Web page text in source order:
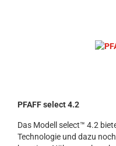
PFAFF select 4.2
Das Modell select™ 4.2
Technologie und dazu